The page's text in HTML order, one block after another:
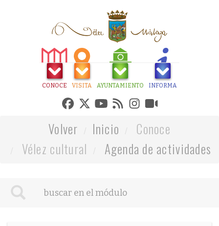
CONOCE VISITA AYUNTAMIENTO INFORMA
Volver Inicio
Conoce
Vélez cultural
Agenda de actividades